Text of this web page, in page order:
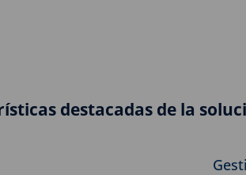
destacadas de la